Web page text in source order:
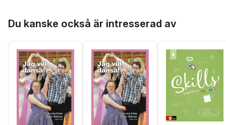
Du kanske också är intresserad av